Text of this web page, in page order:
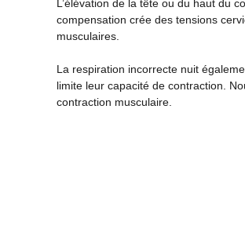
L’élévation de la tête ou du haut du
compensation crée des tensions
musculaires.
La respiration incorrecte nuit
limite leur capacité de contraction.
contraction musculaire.